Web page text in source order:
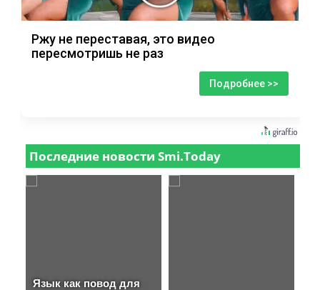
Ржу не переставая, это видео
пересмотришь не раз
Подробнее >>